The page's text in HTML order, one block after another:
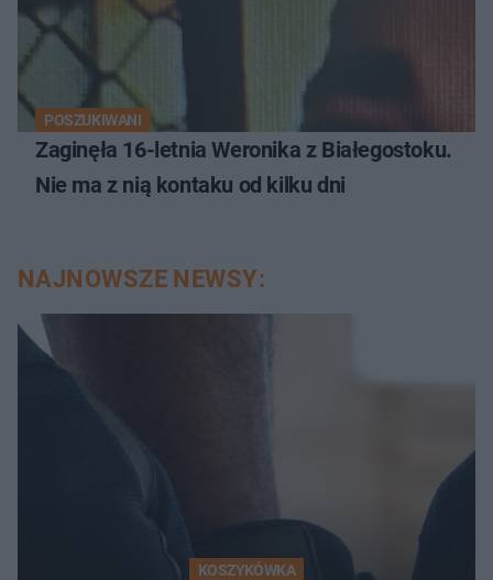
POSZUKIWANI
Zaginęła 16-letnia Weronika z Białegostoku.
Nie ma z nią kontaku od kilku dni
NAJNOWSZE NEWSY:
KOSZYKÓWKA